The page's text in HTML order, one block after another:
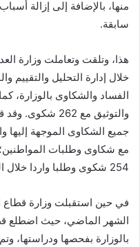
سابقة.
خلال إدارة التحليل والتقييم
الفساد والشكاوى بالوزارة،
والتوثيق مع
جميع الشكاوى الموجهة إليها
مع شكاوى وطلبات المواطنين؛
254 شكوى وطلبا واردا خلال الشهر وعن فترات سابقة.
الشهر الماضي، حيث اضطلع